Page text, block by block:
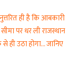
ही है कि आबकारी
पर धर ली राजस्थान
ही उठा होगा… जानिए